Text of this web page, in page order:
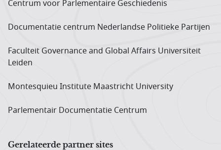
Centrum voor Parlementaire Geschiedenis
Documentatie centrum Neder­landse Politieke Partijen
Faculteit Governance and Global Affairs Universiteit
Leiden
Montesquieu Institute Maastricht University
Parlementair Documentatie Centrum
Gerelateerde partner sites